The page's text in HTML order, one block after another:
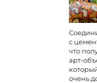
с
что
арт-
очень